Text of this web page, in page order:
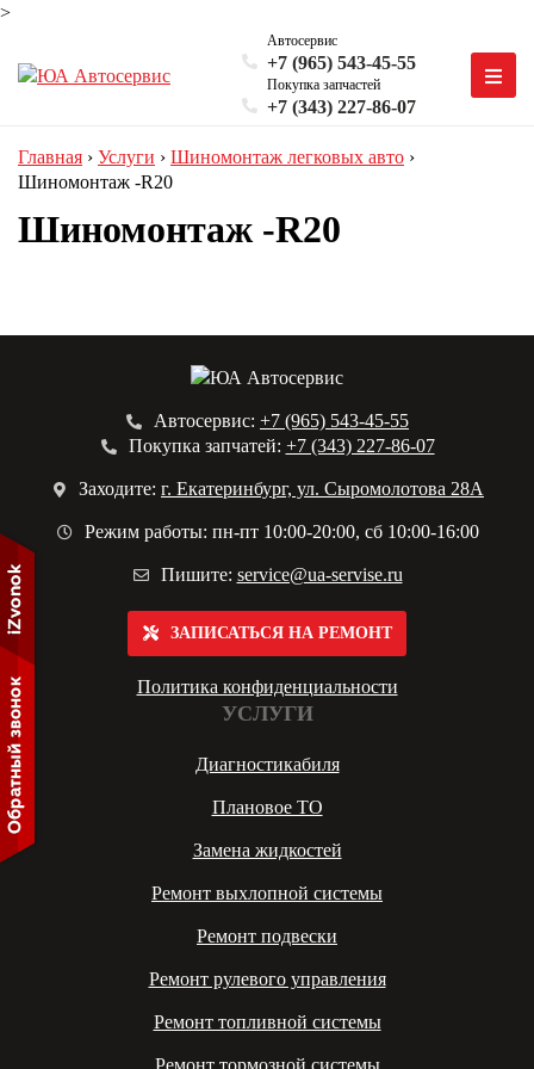
>
Автосервис
+7 (965) 543-45-55
Покупка запчастей
+7 (343) 227-86-07
Главная › Услуги › Шиномонтаж легковых авто ›
Шиномонтаж -R20
Шиномонтаж -R20
Автосервис: +7 (965) 543-45-55
Покупка запчатей: +7 (343) 227-86-07
Заходите: г. Екатеринбург, ул. Сыромолотова 28А
Режим работы: пн-пт 10:00-20:00, сб 10:00-16:00
Пишите: service@ua-servise.ru
ЗАПИСАТЬСЯ НА РЕМОНТ
Политика конфиденциальности
УСЛУГИ
Диагностикабиля
Плановое ТО
Замена жидкостей
Ремонт выхлопной системы
Ремонт подвески
Ремонт рулевого управления
Ремонт топливной системы
Ремонт тормозной системы